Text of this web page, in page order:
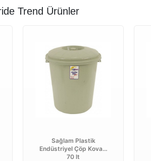
Trend Ürünler
Sağlam Plastik
Endüstriyel Çöp Kovası
70 lt